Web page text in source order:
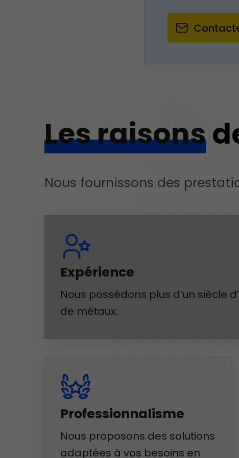
Les raisons
Nous fournissons des
Expérience
Nous possédons plus d’un siècle
de métaux.
Professionnalisme
Nous proposons des solutions
adaptées à vos besoins en